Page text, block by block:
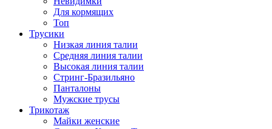
Для кормящих
Топ
Трусики
Низкая линия талии
Средняя линия талии
Высокая линия талии
Стринг-Бразильяно
Панталоны
Мужские трусы
Трикотаж
Майки женские